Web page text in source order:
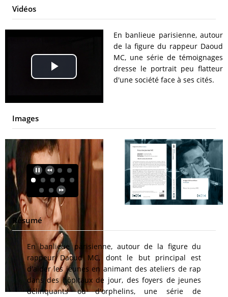
Vidéos
Play
Video
En banlieue parisienne, autour
de la figure du rappeur Daoud
MC, une série de témoignages
dresse le portrait peu flatteur
d'une société face à ses cités.
Images
Résumé
En banlieue parisienne, autour de la figure du
rappeur Daoud MC, dont le but principal est
d'aider les jeunes en animant des ateliers de rap
dans des hôpitaux de jour, des foyers de jeunes
délinquants ou d'orphelins, une série de